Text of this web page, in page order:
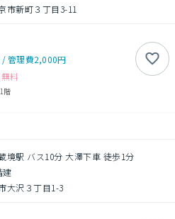
市新町３丁目3-11
/管理費2,000円
無料
1階
境駅 バス10分 大澤下車 徒歩1分
建
大沢３丁目1-3